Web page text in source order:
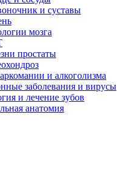
и суставы
мозга
простаты
и алкоголизма
заболевания и вирусы
и лечение зубов
анатомия